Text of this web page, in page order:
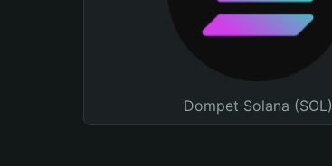
Dompet Solana (SOL)